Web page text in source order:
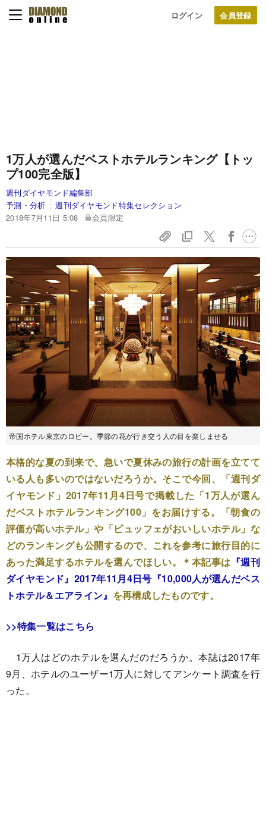
ログイン
1万人が選んだベストホテルランキング【トッ
プ100完全版】
週刊ダイヤモンド編集部
予測・分析
週刊ダイヤモンド特集セレクション
2018年7月11日 5:08
会員限定
帝国ホテル東京のロビー。季節の花が行き交う人の目を楽しませる
本格的な夏の到来で、急いで夏休みの旅行の計画を立てて
いる人も多いのではないだろうか。そこで今回、「週刊ダ
イヤモンド」2017年11月4日号で掲載した「1万人が選ん
だベストホテルランキング100」をお届けする。「朝食の
評価が高いホテル」や「ビュッフェがおいしいホテル」な
どのランキングも公開するので、これを参考に旅行目的に
あった満足するホテルを選んでほしい。＊本記事は 『週刊
ダイヤモンド』2017年11月4日号『10,000人が選んだベス
トホテル＆エアライン』 を再構成したものです。
>>特集一覧はこちら
1万人はどのホテルを選んだのだろうか。本誌は2017年
9月、ホテルのユーザー1万人に対してアンケート調査を行
った。